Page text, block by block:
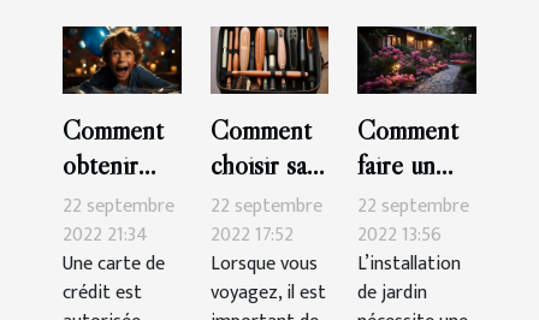
Comment
obtenir
une carte
de crédit
pour
mineur ?
22 septembre
2022 21:34
Une carte de
crédit est
Comment
choisir sa
brosse à
cheveux
pour les
voyages ?
22 septembre
2022 17:52
Lorsque vous
voyagez, il est
Comment
faire un
beau jardin
pas cher ?
22 septembre
2022 13:56
L’installation
de jardin